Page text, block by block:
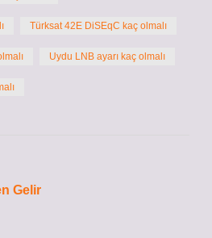
Türksat 42E DiSEqC kaç olmalı
Uydu LNB ayarı kaç olmalı
Gelir